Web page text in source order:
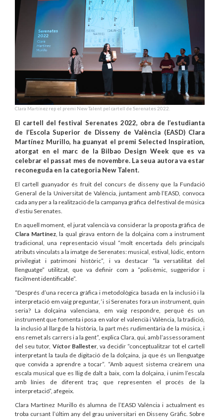
Clara Martínez rep el premi New Talent pel cartell de Serenates 2022.
El cartell del festival Serenates 2022, obra de l’estudianta
de l’Escola Superior de Disseny de València (EASD) Clara
Martínez Murillo, ha guanyat el premi Selected Inspiration,
atorgat en el marc de la Bilbao Design Week que es va
celebrar el passat mes de novembre. La seua autora va estar
reconeguda en la categoria New Talent.
El cartell guanyador és fruit del concurs de disseny que la Fundació
General de la Universitat de València, juntament amb l’EASD, convoca
cada any per a la realització de la campanya gràfica del festival de música
d’estiu Serenates.
En aquell moment, el jurat valencià va considerar la proposta gràfica de
Clara Martínez, la qual girava entorn de la dolçaina com a instrument
tradicional, una representació visual “molt encertada dels principals
atributs vinculats a la imatge de Serenates: musical, estival, lúdic, entorn
privilegiat i patrimoni històric”, i va destacar “la versatilitat del
llenguatge” utilitzat, que va definir com a “polisèmic, suggeridor i
fàcilment identificable”.
“Després d’una recerca gràfica i metodològica basada en la inclusió i la
interpretació em vaig preguntar, ‘i si Serenates fora un instrument, quin
seria? La dolçaina valenciana, em vaig respondre, perquè és un
instrument que fomenta i posa en valor el valencià i València, la tradició,
la inclusió al llarg de la història, la part més rudimentària de la música, i
ens remet als carrers i a la gent”, explica Clara, qui, amb l’assessorament
del seu tutor, Víctor Ballester, va decidir “conceptualitzar tot el cartell
interpretant la taula de digitació de la dolçaina, ja que és un llenguatge
que convida a aprendre a tocar”. “Amb aquest sistema creàrem una
escala musical que es llig de dalt a baix, com la dolçaina, i unim l’escala
amb línies de diferent traç que representen el procés de la
interpretació”, afegeix.
Clara Martínez Murillo és alumna de l’EASD València i actualment es
troba cursant l’últim any del grau universitari en Disseny Gràfic. Sobre